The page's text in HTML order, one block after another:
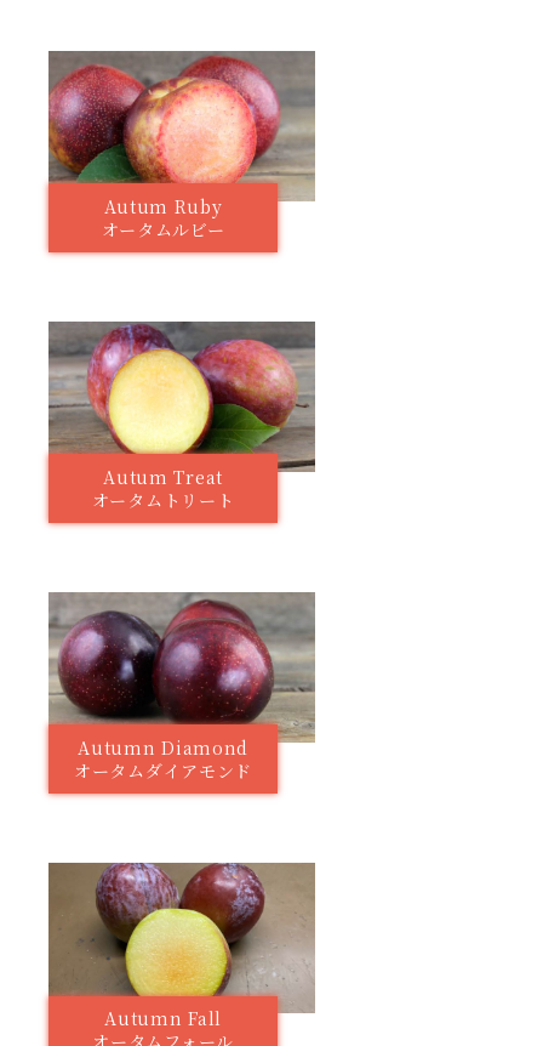
Autum Ruby
オータムルビー
Autum Treat
オータムトリート
Autumn Diamond
オータムダイアモンド
Autumn Fall
オータムフォール